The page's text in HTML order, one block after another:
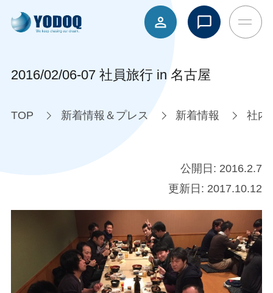
2016/02/06-07 社員旅行 in 名古屋
TOP 新着情報＆プレス 新着情報 社内
公開日: 2016.2.7
更新日: 2017.10.12